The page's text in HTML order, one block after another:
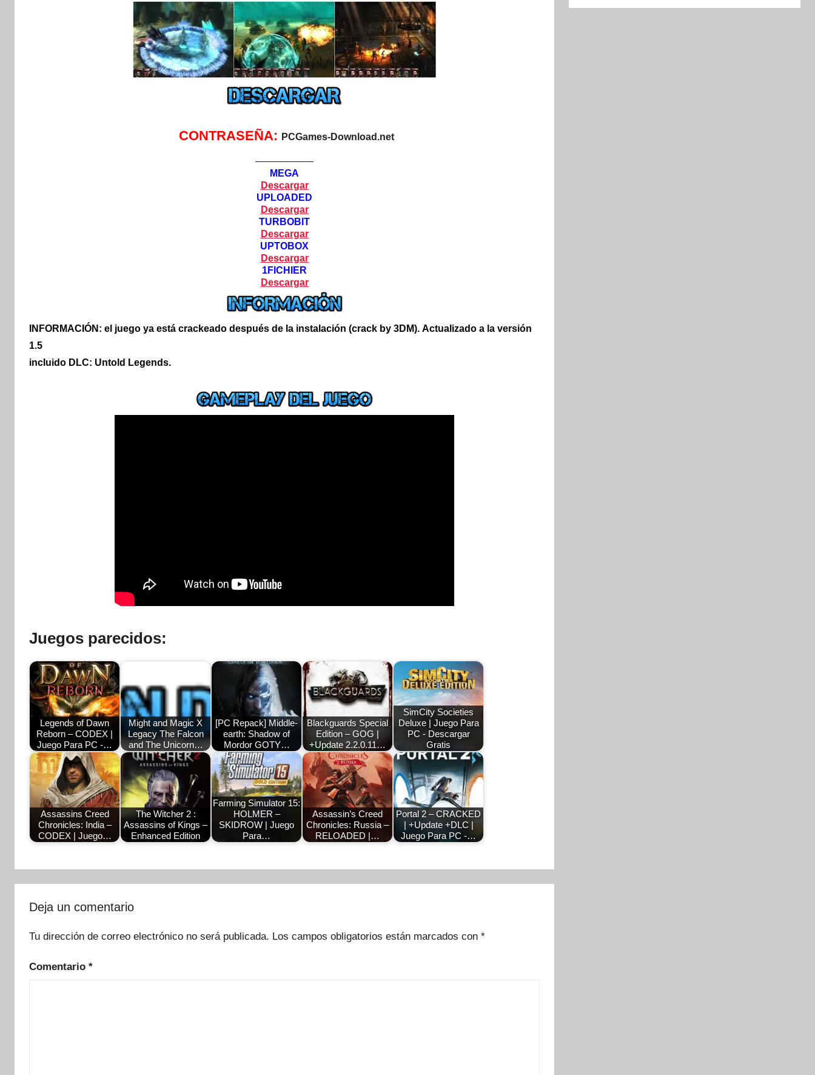
CONTRASEÑA: PCGames-Download.net
——————
MEGA
Descargar
UPLOADED
Descargar
TURBOBIT
Descargar
UPTOBOX
Descargar
1FICHIER
Descargar
INFORMACIÓN: el juego ya está crackeado después de la instalación (crack by 3DM). Actualizado a la versión
1.5
incluido DLC: Untold Legends.
Juegos parecidos:
Legends of Dawn
Reborn – CODEX |
Juego Para PC -…
Might and Magic X
Legacy The Falcon
and The Unicorn…
[PC Repack] Middle-
earth: Shadow of
Mordor GOTY…
Blackguards Special
Edition – GOG |
+Update 2.2.0.11…
SimCity Societies
Deluxe | Juego Para
PC - Descargar
Gratis
Assassins Creed
Chronicles: India –
CODEX | Juego…
The Witcher 2 :
Assassins of Kings –
Enhanced Edition
Farming Simulator 15:
HOLMER –
SKIDROW | Juego
Para…
Assassin’s Creed
Chronicles: Russia –
RELOADED |…
Portal 2 – CRACKED
| +Update +DLC |
Juego Para PC -…
Deja un comentario
Tu dirección de correo electrónico no será publicada. Los campos obligatorios están marcados con *
Comentario *